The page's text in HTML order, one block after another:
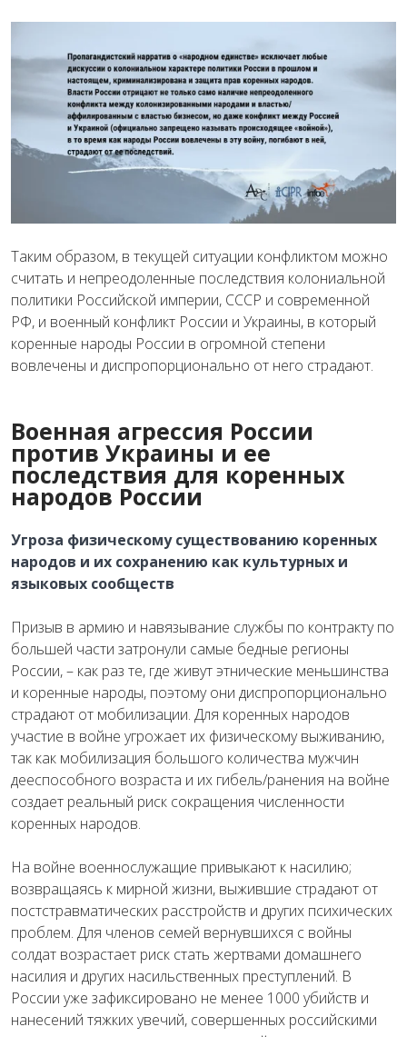
Таким образом, в текущей ситуации конфликтом можно
считать и непреодоленные последствия колониальной
политики Российской империи, СССР и современной
РФ, и военный конфликт России и Украины, в который
коренные народы России в огромной степени
вовлечены и диспропорционально от него страдают.
Военная агрессия России
против Украины и ее
последствия для коренных
народов России
Угроза физическому существованию коренных
народов и их сохранению как культурных и
языковых сообществ
Призыв в армию и навязывание службы по контракту по
большей части затронули самые бедные регионы
России, – как раз те, где живут этнические меньшинства
и коренные народы, поэтому они диспропорционально
страдают от мобилизации. Для коренных народов
участие в войне угрожает их физическому выживанию,
так как мобилизация большого количества мужчин
дееспособного возраста и их гибель/ранения на войне
создает реальный риск сокращения численности
коренных народов.
На войне военнослужащие привыкают к насилию;
возвращаясь к мирной жизни, выжившие страдают от
постстравматических расстройств и других психических
проблем. Для членов семей вернувшихся с войны
солдат возрастает риск стать жертвами домашнего
насилия и других насильственных преступлений. В
России уже зафиксировано не менее 1000 убийств и
нанесений тяжких увечий, совершенных российскими